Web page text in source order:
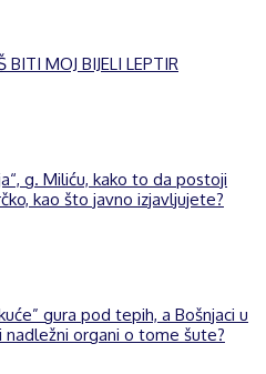
BITI MOJ BIJELI LEPTIR
g. Miliću, kako to da postoji
kao što javno izjavljujete?
gura pod tepih, a Bošnjaci u
nadležni organi o tome šute?